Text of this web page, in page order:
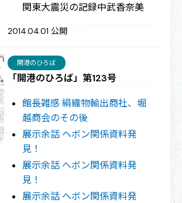
関東大震災の記録中武香奈美
2014.04.01 公開
「開港のひろば」第123号
開港のひろば
館長雑感 絹織物輸出商社、堀
越商会のその後
展示余話 ヘボン関係資料発
見！
展示余話 ヘボン関係資料発
見！
展示余話 ヘボン関係資料発